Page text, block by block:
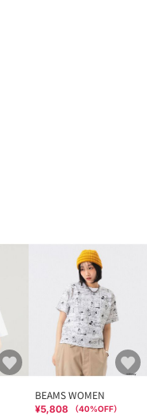
BEAMS WOMEN
¥5,808 （40%OFF）